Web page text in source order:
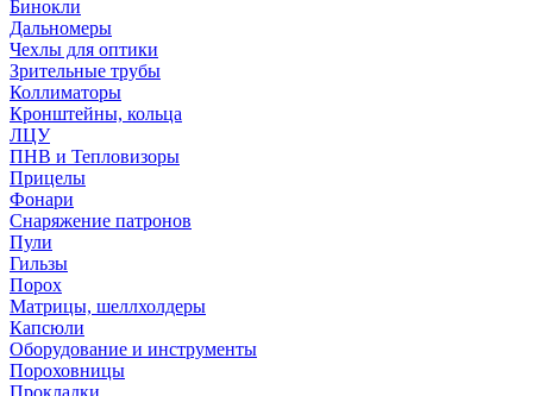
Бинокли
Дальномеры
Чехлы для оптики
Зрительные трубы
Коллиматоры
Кронштейны, кольца
ЛЦУ
ПНВ и Тепловизоры
Прицелы
Фонари
Снаряжение патронов
Пули
Гильзы
Порох
Матрицы, шеллхолдеры
Капсюли
Оборудование и инструменты
Пороховницы
Прокладки